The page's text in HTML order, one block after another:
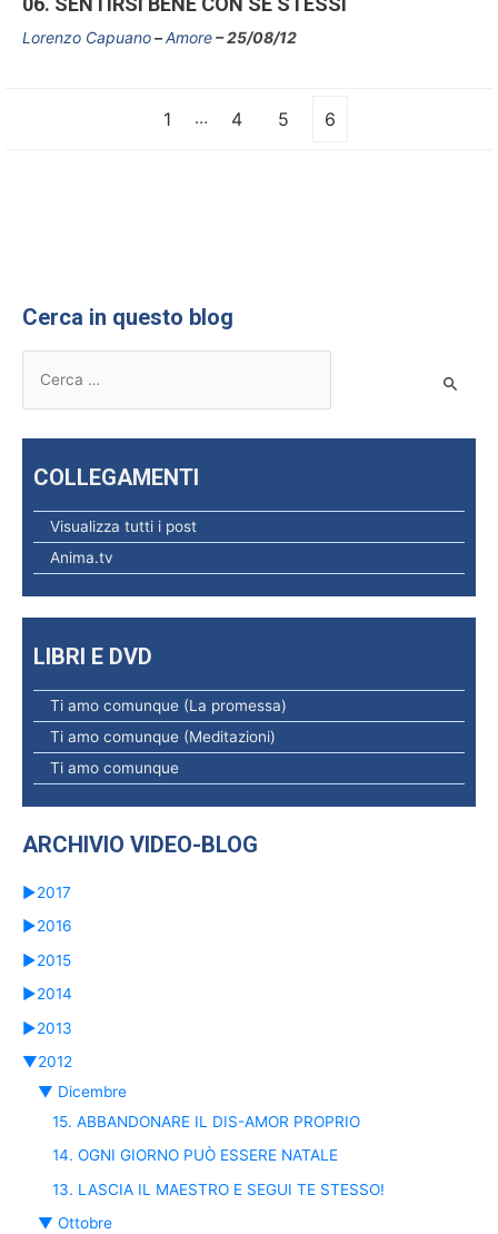
Lorenzo Capuano Amore 25/08/12
1 … 4 5 6
Cerca in questo blog
COLLEGAMENTI
Visualizza tutti i post
Anima.tv
LIBRI E DVD
Ti amo comunque (La promessa)
Ti amo comunque (Meditazioni)
Ti amo comunque
ARCHIVIO VIDEO-BLOG
►2017
►2016
►2015
►2014
►2013
▼2012
▼ Dicembre
15. ABBANDONARE IL DIS-AMOR PROPRIO
14. OGNI GIORNO PUÒ ESSERE NATALE
13. LASCIA IL MAESTRO E SEGUI TE STESSO!
▼ Ottobre